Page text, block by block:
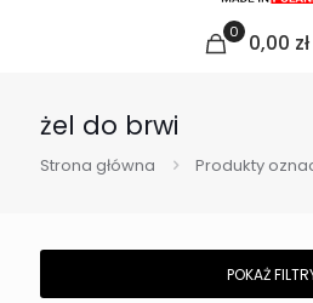
0 0,00 zł
żel do brwi
Strona główna Produkty